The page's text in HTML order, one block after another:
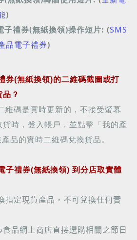
)
子禮券(無紙換領)操作短片: (SMS
品電子禮券)
券(無紙換領)的二維碼截圖或打
？
維碼是實時更新的，不接受螢幕
時，登入帳戶，並點擊「我的產
品的實時二維碼兌換貨品。
子禮券(無紙換領) 到分店取實體
指定現貨產品，不可兌換任何實
品網上商店直接選購相關之節日